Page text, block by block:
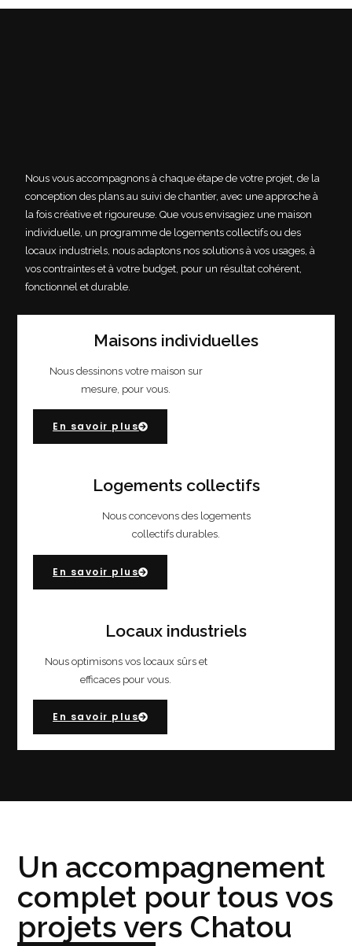
Nous vous accompagnons à chaque étape de votre projet, de la
conception des plans au suivi de chantier, avec une approche à
la fois créative et rigoureuse. Que vous envisagiez une maison
individuelle, un programme de logements collectifs ou des
locaux industriels, nous adaptons nos solutions à vos usages, à
vos contraintes et à votre budget, pour un résultat cohérent,
fonctionnel et durable.
Maisons individuelles
Nous dessinons votre maison sur
mesure, pour vous.
En savoir plus
Logements collectifs
Nous concevons des logements
collectifs durables.
En savoir plus
Locaux industriels
Nous optimisons vos locaux sûrs et
efficaces pour vous.
En savoir plus
Un accompagnement
complet pour tous vos
projets vers Chatou